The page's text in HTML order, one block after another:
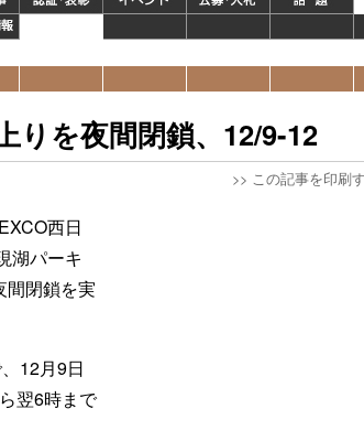
りを夜間閉鎖、12/9-12
>> この記事を印刷
西日
湖パーキ
間閉鎖を実
12月9日
翌6時まで